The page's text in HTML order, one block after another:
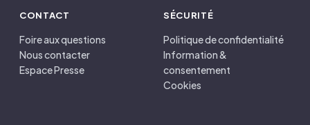
CONTACT
Foire aux questions
Nous contacter
Espace Presse
SÉCURITÉ
Politique de confidentialité
Information &
consentement
Cookies